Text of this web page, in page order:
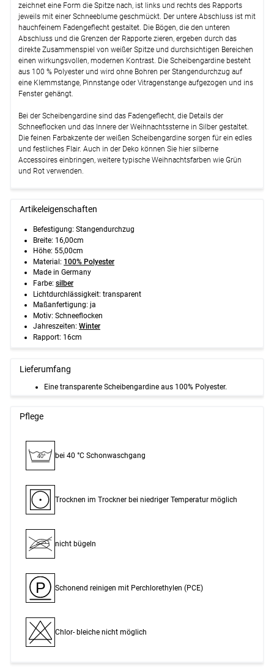
Lysel - Vitragenstange Kugel #1W(ab
+11,95 EUR)
Optionen verfügbar, bitte konfigurieren.
Weiter
zeichnet eine Form die Spitze nach, ist links und rechts des Rapports
jeweils mit einer Schneeblume geschmückt. Der untere Abschluss ist mit
hauchfeinem Fadengeflecht gestaltet. Die Bögen, die den unteren
Abschluss und die Grenzen der Rapporte zieren, ergeben durch das
direkte Zusammenspiel von weißer Spitze und durchsichtigen Bereichen
einen wirkungsvollen, modernen Kontrast. Die Scheibengardine besteht
aus 100 % Polyester und wird ohne Bohren per Stangendurchzug auf
eine Klemmstange, Pinnstange oder Vitragenstange aufgezogen und ins
Fenster gehängt.
Bei der Scheibengardine sind das Fadengeflecht, die Details der
Schneeflocken und das Innere der Weihnachtssterne in Silber gestaltet.
Die feinen Farbakzente der weißen Scheibengardine sorgen für ein edles
und festliches Flair. Auch in der Deko können Sie hier silberne
Accessoires einbringen, weitere typische Weihnachtsfarben wie Grün
und Rot verwenden.
Artikeleigenschaften
Befestigung: Stangendurchzug
Breite: 16,00cm
Höhe: 55,00cm
Material: 100% Polyester
Made in Germany
Farbe: silber
Lichtdurchlässigkeit: transparent
Maßanfertigung: ja
Motiv: Schneeflocken
Jahreszeiten: Winter
Rapport: 16cm
Lieferumfang
Eine transparente Scheibengardine aus 100% Polyester.
Pflege
40° bei 40 °C Schon­waschgang
Trocknen im Trockner bei niedriger Temperatur möglich
nicht bügeln
P Schonend reinigen mit Perchlor­ethylen (PCE)
Chlor- bleiche nicht möglich